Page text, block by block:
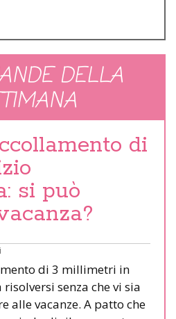
DELLA
di
si può
di 3 millimetri in
senza che vi sia
alle vacanze. A patto che